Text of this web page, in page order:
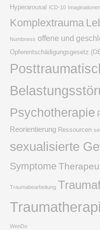
Hyperarousal ICD-10 Imaginationen
Komplextrauma
Numbness offene und
Opferentschädigungsgesetz
Psychotherapie
Reorientierung Ressourcen
sexualisierte
Symptome
Traumabearbeitung
WenDo